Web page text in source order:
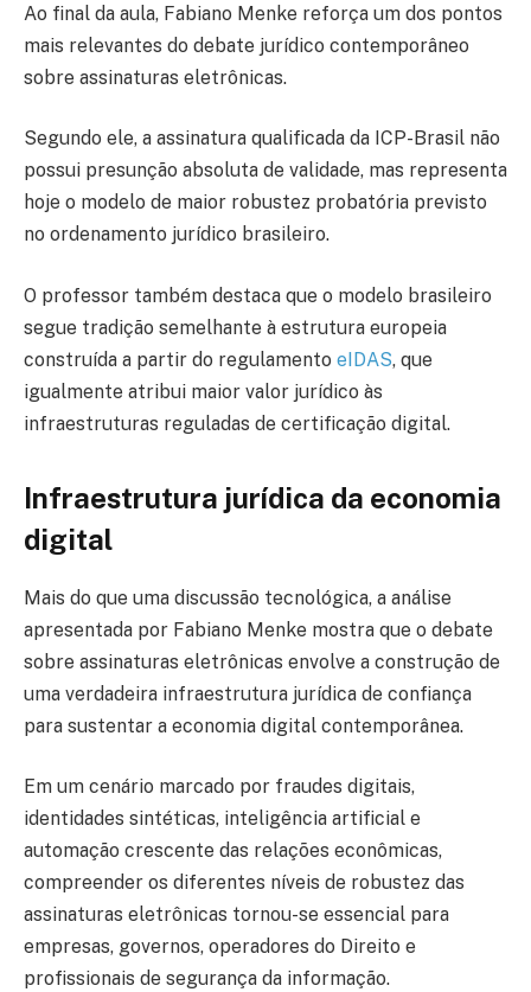
Ao final da aula, Fabiano Menke reforça um dos pontos
mais relevantes do debate jurídico contemporâneo
sobre assinaturas eletrônicas.
Segundo ele, a assinatura qualificada da ICP-Brasil não
possui presunção absoluta de validade, mas representa
hoje o modelo de maior robustez probatória previsto
no ordenamento jurídico brasileiro.
O professor também destaca que o modelo brasileiro
segue tradição semelhante à estrutura europeia
construída a partir do regulamento eIDAS, que
igualmente atribui maior valor jurídico às
infraestruturas reguladas de certificação digital.
Infraestrutura jurídica da economia
digital
Mais do que uma discussão tecnológica, a análise
apresentada por Fabiano Menke mostra que o debate
sobre assinaturas eletrônicas envolve a construção de
uma verdadeira infraestrutura jurídica de confiança
para sustentar a economia digital contemporânea.
Em um cenário marcado por fraudes digitais,
identidades sintéticas, inteligência artificial e
automação crescente das relações econômicas,
compreender os diferentes níveis de robustez das
assinaturas eletrônicas tornou-se essencial para
empresas, governos, operadores do Direito e
profissionais de segurança da informação.